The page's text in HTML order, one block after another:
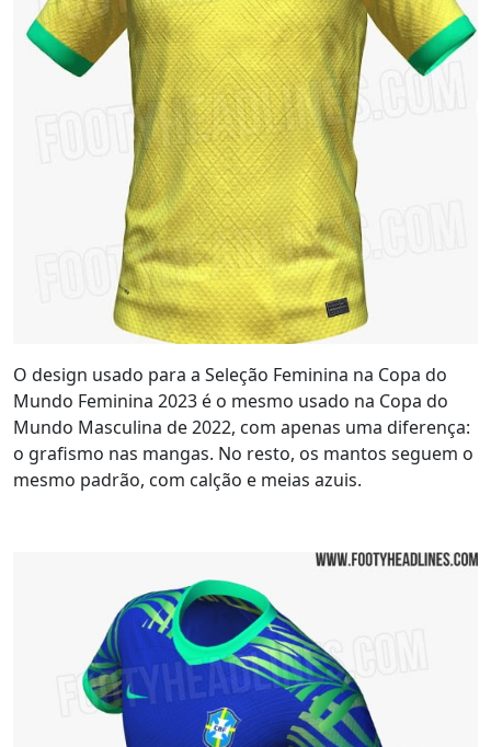
O design usado para a Seleção Feminina na Copa do
Mundo Feminina 2023 é o mesmo usado na Copa do
Mundo Masculina de 2022, com apenas uma diferença:
o grafismo nas mangas. No resto, os mantos seguem o
mesmo padrão, com calção e meias azuis.